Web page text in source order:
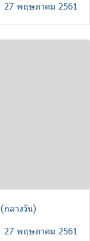
27 พฤษภาคม 2561
กลางวัน)
27 พฤษภาคม 2561